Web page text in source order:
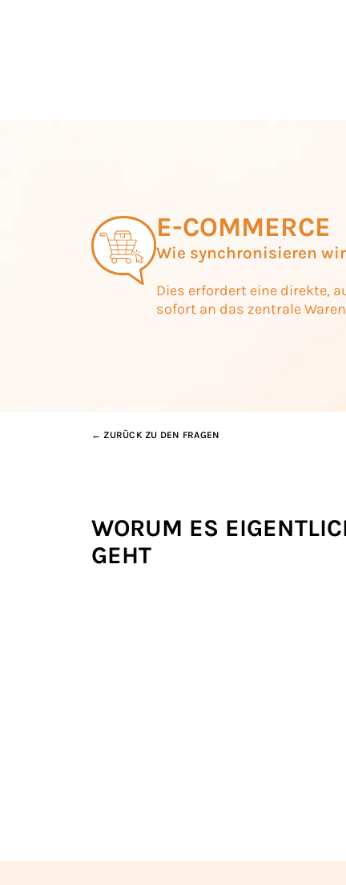
E-COMMERCE
Wie synchronisieren
Dies erfordert eine direkte,
sofort an das zentrale
← ZURÜCK ZU DEN FRAGEN
WORUM ES
GEHT